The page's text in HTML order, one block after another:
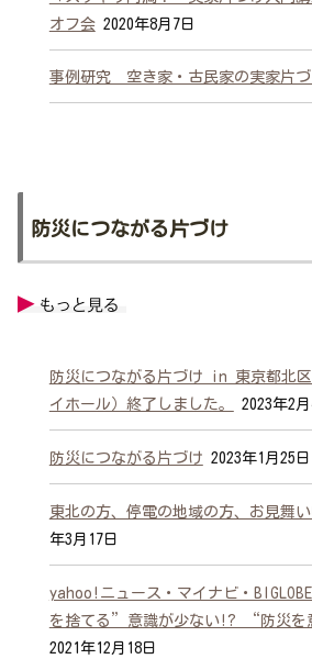
オフ会2020年8月7日
事例研究 空き家・古民家の実家片づ
防災につながる片づけ
防災につながる片づけ in 東京都北
イホール）終了しました。
2023年2月
防災につながる片づけ 2023年1月25日
東北の方、停電の地域の方、お見舞い
年3月17日
yahoo!ニュース・マイナビ・
を捨てる”意識が少ない!? “防災を
2021年12月18日